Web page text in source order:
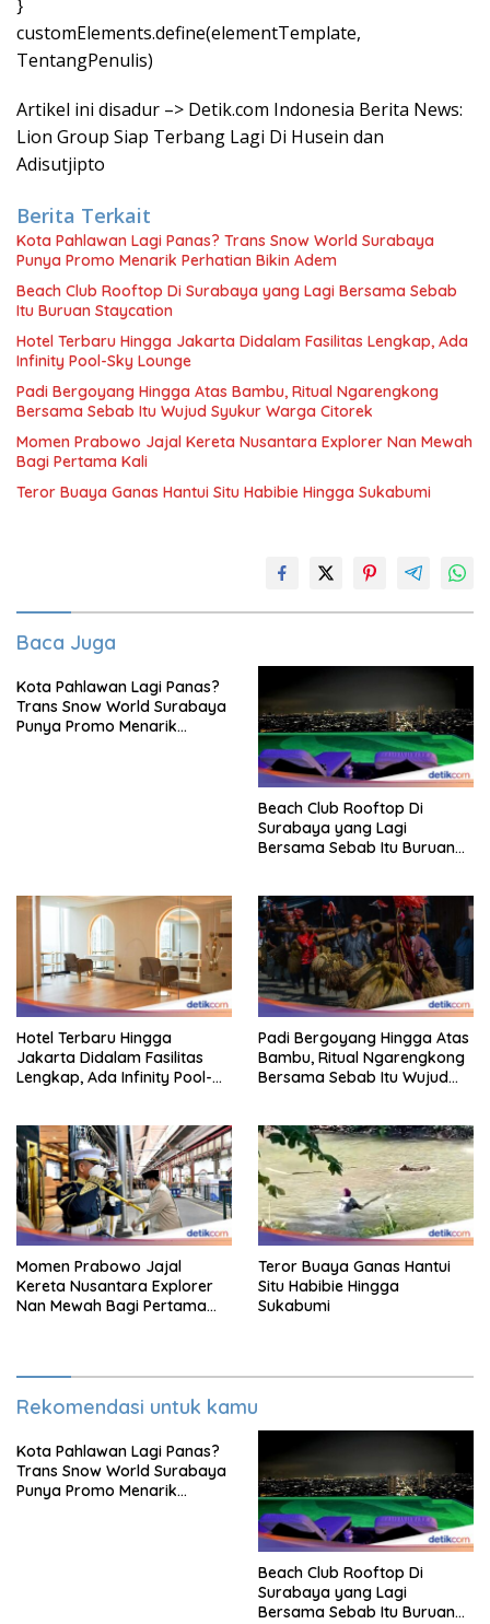
}
customElements.define(elementTemplate,
TentangPenulis)
Artikel ini disadur –> Detik.com Indonesia Berita News:
Lion Group Siap Terbang Lagi Di Husein dan
Adisutjipto
Berita Terkait
Kota Pahlawan Lagi Panas? Trans Snow World Surabaya
Punya Promo Menarik Perhatian Bikin Adem
Beach Club Rooftop Di Surabaya yang Lagi Bersama Sebab
Itu Buruan Staycation
Hotel Terbaru Hingga Jakarta Didalam Fasilitas Lengkap, Ada
Infinity Pool-Sky Lounge
Padi Bergoyang Hingga Atas Bambu, Ritual Ngarengkong
Bersama Sebab Itu Wujud Syukur Warga Citorek
Momen Prabowo Jajal Kereta Nusantara Explorer Nan Mewah
Bagi Pertama Kali
Teror Buaya Ganas Hantui Situ Habibie Hingga Sukabumi
Baca Juga
Kota Pahlawan Lagi Panas?
Trans Snow World Surabaya
Punya Promo Menarik
Beach Club Rooftop Di
Surabaya yang Lagi
Bersama Sebab Itu Buruan
Hotel Terbaru Hingga
Jakarta Didalam Fasilitas
Lengkap, Ada Infinity Pool-
Padi Bergoyang Hingga Atas
Bambu, Ritual Ngarengkong
Bersama Sebab Itu Wujud
Momen Prabowo Jajal
Kereta Nusantara Explorer
Nan Mewah Bagi Pertama
Teror Buaya Ganas Hantui
Situ Habibie Hingga
Sukabumi
Rekomendasi untuk kamu
Kota Pahlawan Lagi Panas?
Trans Snow World Surabaya
Punya Promo Menarik
Beach Club Rooftop Di
Surabaya yang Lagi
Bersama Sebab Itu Buruan